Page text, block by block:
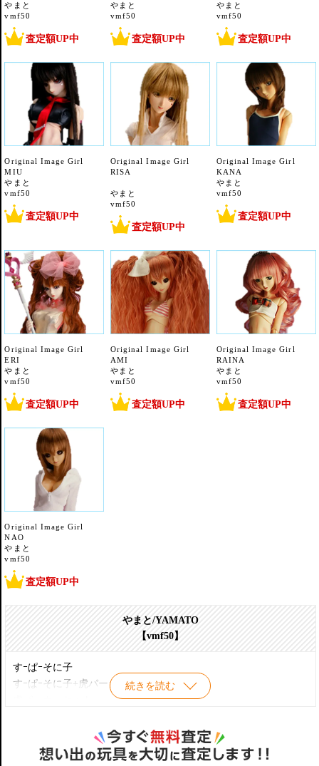
やまと
vmf50
査定額UP中
やまと
vmf50
査定額UP中
やまと
vmf50
査定額UP中
Original Image Girl
MIU
やまと
vmf50
査定額UP中
Original Image Girl
RISA
やまと
vmf50
査定額UP中
Original Image Girl
KANA
やまと
vmf50
査定額UP中
Original Image Girl
ERI
やまと
vmf50
査定額UP中
Original Image Girl
AMI
やまと
vmf50
査定額UP中
Original Image Girl
RAINA
やまと
vmf50
査定額UP中
Original Image Girl
NAO
やまと
vmf50
査定額UP中
やまと/YAMATO
【vmf50】
続きを読む
すｰぱｰそに子
すｰぱｰそに子+虎パーカーセット
紗鵺香(サヤカ)